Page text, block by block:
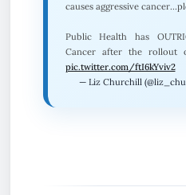
causes aggressive
Public Health has
Cancer after the rollout
pic.twitter.com/ftI6kYviv2
— Liz Churchill